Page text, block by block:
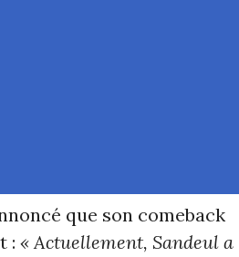
que son comeback
: « Actuellement, Sandeul a